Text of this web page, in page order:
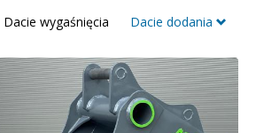
Dacie wygaśnięcia Dacie dodania